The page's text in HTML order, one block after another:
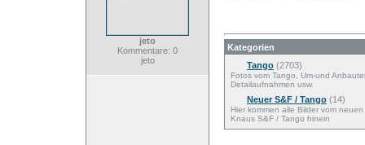
jeto
Kommentare: 0
jeto
Kategorien
Tango (2703)
Fotos vom Tango, Um-und
Detailaufnahmen usw.
Neuer S&F / Tango (14)
Hier kommen alle Bilder vom neuen
Knaus S&F / Tango hinein